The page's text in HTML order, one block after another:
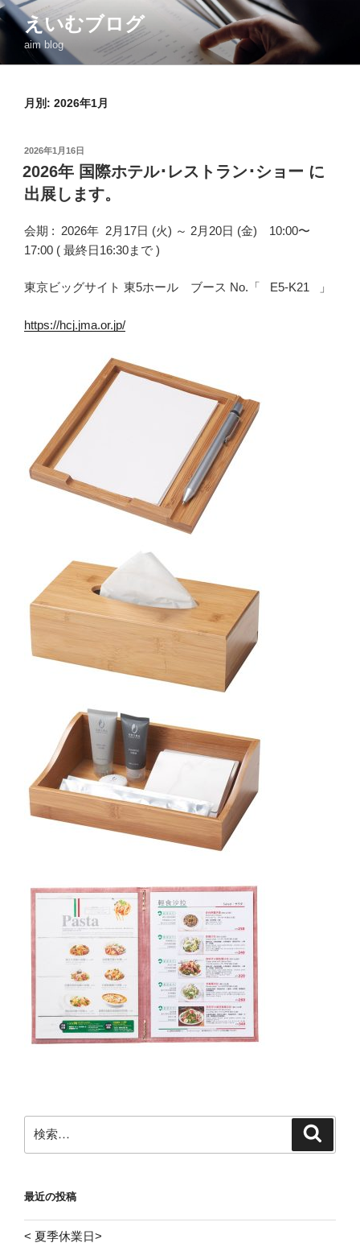
コ
ン
ン
えいむブログ
aim blog
月別: 2026年1月
投
稿
日:
2026年1月16日
2026年 国際ホテル･レストラン･ショー に
出展します。
会期 : 2026年 2月17日 (火) ～ 2月20日 (金) 10:00〜
17:00 ( 最終日16:30まで )
東京ビッグサイト 東5ホール ブース No.「 E5-K21 」
https://hcj.jma.or.jp/
検
索:
最近の投稿
< 夏季休業日>